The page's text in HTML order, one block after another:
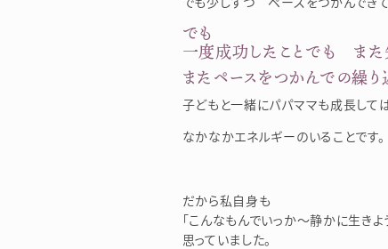
でも
一度成功したことでも また
またペースをつかんでの繰り
子どもと一緒にパパママも成長して
なかなかエネルギーのいることです。
だから私自身も
「こんなもんでいっか～静かに生きよ
思っていました。